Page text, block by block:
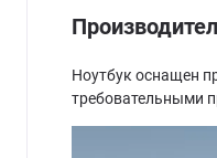
Ноутбук оснащен
требовательными